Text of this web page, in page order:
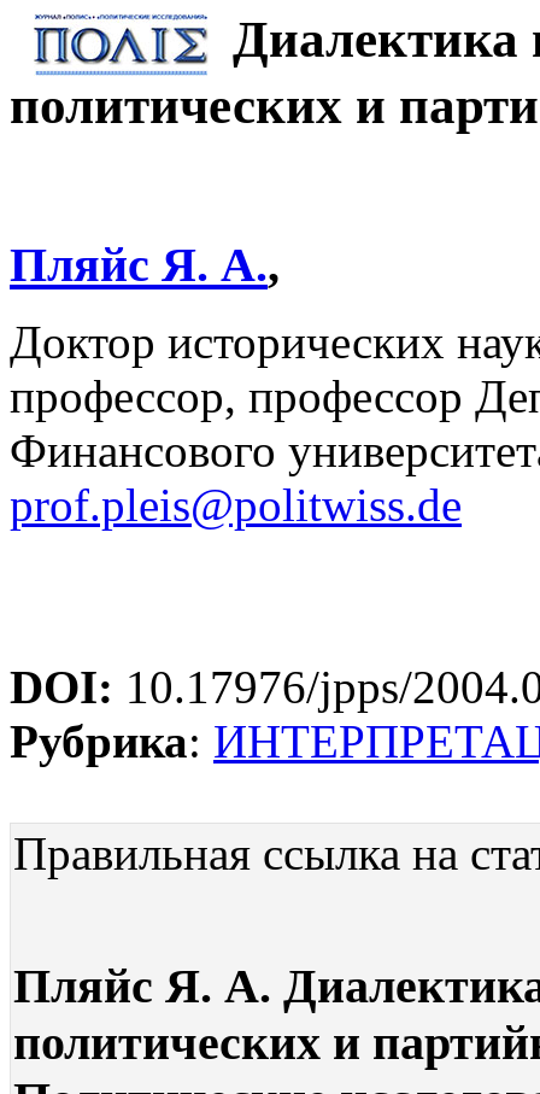
Диалектика
политических и
Пляйс Я. А.,
Доктор исторических
профессор, профессор
Финансового
prof.pleis@politwiss.de
DOI: 10.17976/jpps/
Рубрика:
Правильная ссылка на
Пляйс Я. А.
политических и